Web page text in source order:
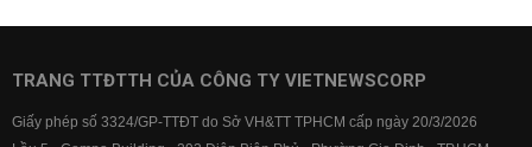
TRANG TTĐTTH CỦA CÔNG TY VIETNEWSCORP
Giấy phép số 3324/GP-TTĐT do Sở VH&TT TPHCM cấp ngày 20/3/2026